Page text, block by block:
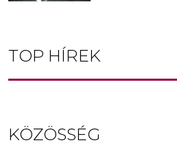
TOP HÍREK
KÖZÖSSÉG